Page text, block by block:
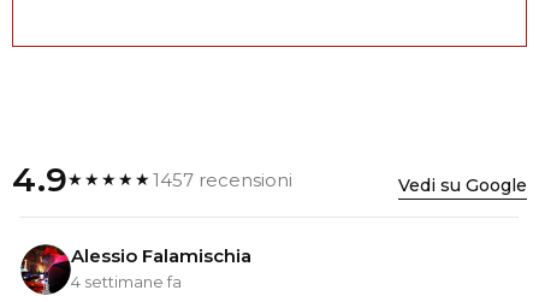
4.9★★★★★1457 recensioni Vedi su Google
Alessio Falamischia
4 settimane fa